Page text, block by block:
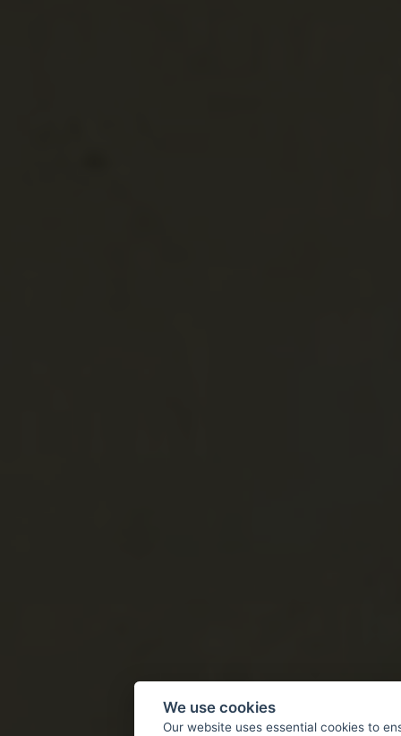
We use cookies
Our website uses essential cookies to